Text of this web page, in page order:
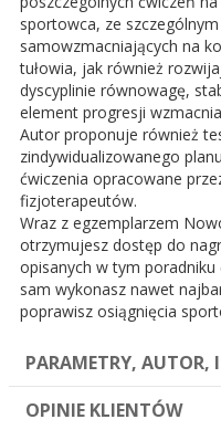
sportowca, ze
samowzmacniających na
tułowia, jak również
dyscyplinie równowagę,
element progresji
Autor proponuje również
zindywidualizowanego
ćwiczenia opracowane
fizjoterapeutów.
Wraz z egzemplarzem
otrzymujesz dostęp do
opisanych w tym poradniku
sam wykonasz nawet
poprawisz osiągnięcia
PARAMETRY, AUTOR,
OPINIE KLIENTÓW